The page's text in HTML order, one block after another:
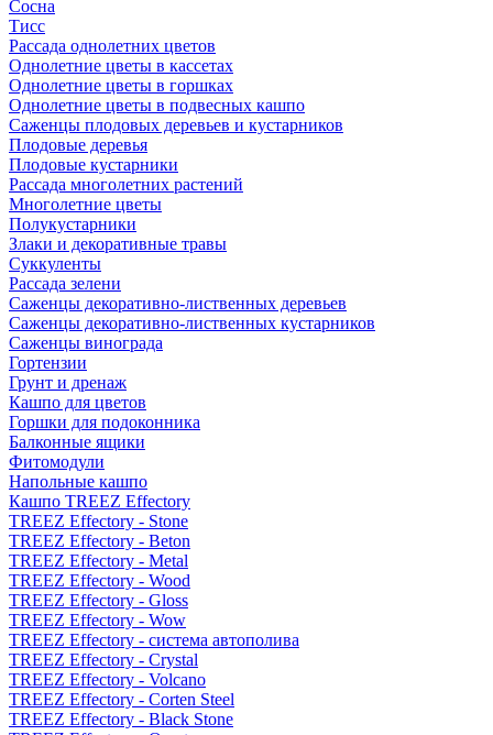
Сосна
Тисc
Рассада однолетних цветов
Однолетние цветы в кассетах
Однолетние цветы в горшках
Однолетние цветы в подвесных кашпо
Саженцы плодовых деревьев и кустарников
Плодовые деревья
Плодовые кустарники
Рассада многолетних растений
Многолетние цветы
Полукустарники
Злаки и декоративные травы
Суккуленты
Рассада зелени
Саженцы декоративно-лиственных деревьев
Саженцы декоративно-лиственных кустарников
Саженцы винограда
Гортензии
Грунт и дренаж
Кашпо для цветов
Горшки для подоконника
Балконные ящики
Фитомодули
Напольные кашпо
Кашпо TREEZ Effectory
TREEZ Effectory - Stone
TREEZ Effectory - Beton
TREEZ Effectory - Metal
TREEZ Effectory - Wood
TREEZ Effectory - Gloss
TREEZ Effectory - Wow
TREEZ Effectory - система автополива
TREEZ Effectory - Crystal
TREEZ Effectory - Volcano
TREEZ Effectory - Corten Steel
TREEZ Effectory - Black Stone